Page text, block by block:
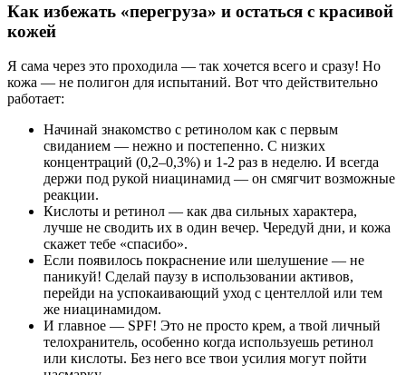
Как избежать «перегруза» и остаться с красивой
кожей
Я сама через это проходила — так хочется всего и сразу! Но
кожа — не полигон для испытаний. Вот что действительно
работает:
Начинай знакомство с ретинолом как с первым
свиданием — нежно и постепенно. С низких
концентраций (0,2–0,3%) и 1-2 раз в неделю. И всегда
держи под рукой ниацинамид — он смягчит возможные
реакции.
Кислоты и ретинол — как два сильных характера,
лучше не сводить их в один вечер. Чередуй дни, и кожа
скажет тебе «спасибо».
Если появилось покраснение или шелушение — не
паникуй! Сделай паузу в использовании активов,
перейди на успокаивающий уход с центеллой или тем
же ниацинамидом.
И главное — SPF! Это не просто крем, а твой личный
телохранитель, особенно когда используешь ретинол
или кислоты. Без него все твои усилия могут пойти